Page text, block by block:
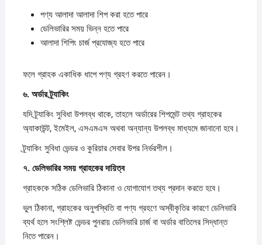
পণ্য আলাদা আলাদা শিপ করা হতে পারে
ডেলিভারির সময় ভিন্ন হতে পারে
আলাদা শিপিং চার্জ প্রযোজ্য হতে পারে
ফলে গ্রাহক একাধিক ধাপে পণ্য গ্রহণ করতে পারেন।
৬. অর্ডারট্র্যাকিং
যদি ট্র্যাকিং সুবিধা উপলব্ধ থাকে, তাহলে অর্ডারের শিপমেন্ট তথ্য গ্রাহকের
অ্যাকাউন্ট, ইমেইল, এসএমএস অথবা অন্যান্য উপলব্ধ মাধ্যমে জানানো হবে।
ট্র্যাকিং সুবিধা ভেন্ডর ও কুরিয়ার সেবার উপর নির্ভরশীল।
৭. ডেলিভারিরসময়গ্রাহকেরদায়িত্ব
গ্রাহককে সঠিক ডেলিভারি ঠিকানা ও যোগাযোগ তথ্য প্রদান করতে হবে।
ভুল ঠিকানা, গ্রাহকের অনুপস্থিতি বা পণ্য গ্রহণে অস্বীকৃতির কারণে ডেলিভারি
ব্যর্থ হলে সংশ্লিষ্ট ভেন্ডর পুনরায় ডেলিভারি চার্জ বা অর্ডার বাতিলের সিদ্ধান্ত
নিতে পারেন।